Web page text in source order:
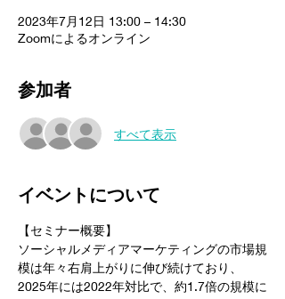
2023年7月12日 13:00 – 14:30
Zoomによるオンライン
参加者
すべて表示
イベントについて
【セミナー概要】
ソーシャルメディアマーケティングの市場規
模は年々右肩上がりに伸び続けており、
2025年には2022年対比で、約1.7倍の規模に